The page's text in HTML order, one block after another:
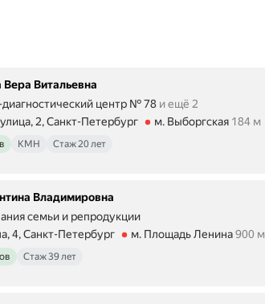
о
в
»
д
е
л
л
Витальевна
диагностический центр № 78 и ещё 2
2, Санкт-Петербург
Расстояние 184 м
м. Выборгская 184 м
КМН Стаж 20 лет
Владимировна
семьи и репродукции
4, Санкт-Петербург
Ленина Расстояние 900 м
м. Площадь Ленина 900 м
Стаж 39 лет